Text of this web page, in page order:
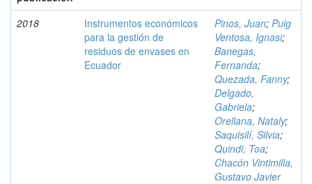
2018
Instrumentos económicos
para la gestión de
residuos de envases en
Ecuador
Pinos, Juan; Puig
Ventosa, Ignasi;
Banegas,
Fernanda;
Quezada, Fanny;
Delgado,
Gabriela;
Orellana, Nataly;
Saquisilí, Silvia;
Quindi, Toa;
Chacón Vintimilla,
Gustavo Javier